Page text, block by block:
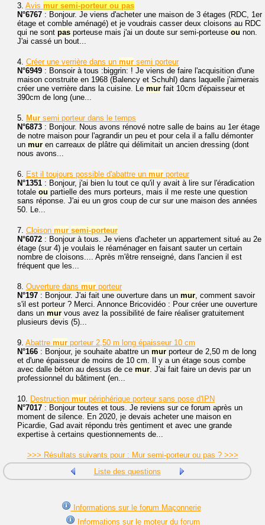
3. Avis mur semi-porteur ou pas
N°6767 : Bonjour. Je viens d'acheter une maison de 3 étages (RDC, 1er
étage et comble aménagé) et je voudrais casser deux cloisons au RDC
qui ne sont pas porteuse mais j'ai un doute sur semi-porteuse ou non.
J'ai cassé un bout...
4. Créer une verrière dans un mur semi porteur
N°6949 : Bonsoir à tous :biggrin: ! Je viens de faire l'acquisition d'une
maison construite en 1968 (Balency et Schuhl) dans laquelle j'aimerais
créer une verrière dans la cuisine. Le mur fait 10cm d'épaisseur et
390cm de long (une...
5. Mur semi porteur dans le temps
N°6873 : Bonjour. Nous avons rénové notre salle de bains au 1er étage
de notre maison pour l'agrandir un peu et pour cela il a fallu démonter
un mur en carreaux de plâtre qui délimitait un ancien dressing (dont
nous avons...
6. Est il toujours possible d'abattre un mur porteur
N°1351 : Bonjour, j'ai bien lu tout ce qu'il y avait à lire sur l'éradication
totale ou partielle des murs porteurs, mais il me reste une question
sans réponse. J'ai eu un gros coup de cur sur une maison des années
50. Le...
7. Cloison mur semi-porteur
N°6072 : Bonjour à tous. Je viens d'acheter un appartement situé au 2e
étage (sur 4) je voulais le réaménager en faisant sauter un certain
nombre de cloisons.... Après m'être renseigné, dans l'ancien il est
fréquent que les...
8. Ouverture dans mur porteur
N°197 : Bonjour. J'ai fait une ouverture dans un mur, comment savoir
s'il est porteur ? Merci. Annonce Bricovidéo : Pour créer une ouverture
dans un mur vous avez la possibilité de faire réaliser gratuitement
plusieurs devis (5)...
9. Abattre mur porteur 2,50 m long épaisseur 10 cm
N°166 : Bonjour, je souhaite abattre un mur porteur de 2,50 m de long
et d'une épaisseur de moins de 10 cm. Il y a un étage sous combe
avec dalle béton au dessus de ce mur. J'ai fait faire un devis par un
professionnel du bâtiment (en...
10. Destruction mur périphérique porteur sans pose d'IPN
N°7017 : Bonjour toutes et tous. Je reviens sur ce forum après un
moment de silence. En 2020, je devais acheter une maison en
Picardie, Gad avait répondu très gentiment et avec une grande
expertise à certains questionnements de...
>>> Résultats suivants pour : Mur semi-porteur ou pas ? >>>
Liste des questions
Informations sur le forum Maçonnerie
Informations sur le moteur du forum